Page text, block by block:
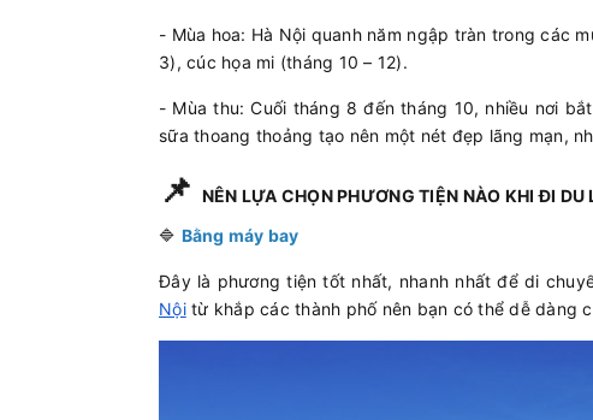
- Mùa hoa: Hà Nội quanh năm ngập tràn trong các
3), cúc họa mi (tháng 10 – 12).
- Mùa thu: Cuối tháng 8 đến tháng 10, nhiều nơi
sữa thoang thoảng tạo nên một nét đẹp lãng mạn,
📌 NÊN LỰA CHỌN PHƯƠNG TIỆN NÀO KHI ĐI DU
🔷 Bằng máy bay
Đây là phương tiện tốt nhất, nhanh nhất để di
Nộitừ khắp các thành phố nên bạn có thể dễ dàng